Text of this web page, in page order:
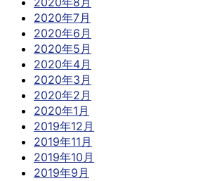
2020年7月
2020年6月
2020年5月
2020年4月
2020年3月
2020年2月
2020年1月
2019年12月
2019年11月
2019年10月
2019年9月